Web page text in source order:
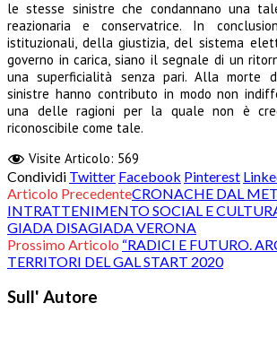
le stesse sinistre che condannano una
reazionaria e conservatrice. In
istituzionali, della giustizia, del sistema
governo in carica, siano il segnale di un
una superficialità senza pari. Alla morte
sinistre hanno contributo in modo non
una delle ragioni per la quale non è
riconoscibile come tale.
Visite Articolo: 569
Condividi Twitter Facebook Pinterest
Articolo PrecedenteCRONACHE DAL
INTRATTENIMENTO SOCIAL E
GIADA DISAGIADA VERONA
Prossimo Articolo “RADICI E FUTURO.
TERRITORI DEL GAL START 2020
Sull' Autore